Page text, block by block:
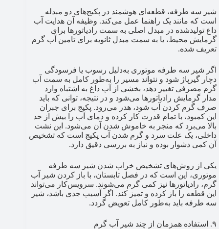
شیر سه طرفه، قطعه‌ای هوشمند در پکیج‌های دو مبدله
است که مانند یک راهنما عمل می‌کند. وظیفه آن هدایت آب
داغ تولیدشده در مبدل اصلی به سمت رادیاتورها برای
گرمایش محیط، یا به سمت مبدل ثانویه برای تامین آب گرم
تعریف شده.
اگر شیر سه طرفه موتوری به‌دلیل رسوب یا فرسودگی
دچار گیرپاژ شود و نتواند مسیر را به‌طور کامل به سمت آب
گرم مصرفی تغییر دهد، بخشی از آب داغ به اشتباه وارد
مدار گرمایش رادیاتورها می‌شود و در نتیجه، توانی که باید
صرف گرم کردن آب شود، هدر می‌رود. پکیج برای جبران
این کمبود، با تمام قدرت کار کرده و دمای آب را بیش از حد
بالا می‌برد که منجر به خاموش شدن آن می‌شود. این نشت
داخلی، یک علت سرد و گرم شدن آب پکیج است که تشخیص
آن کمی دشوار بوده و نیاز به بررسی دقیق دارد.
یکی از روش‌های تشخیص خراب شدن شیر سه طرفه
موتوری، این است که در فصل تابستان، با باز کردن شیر آب
گرم، رادیاتورها نیز کمی گرم می‌شوند. سرویس‌کار می‌تواند
این قطعه را باز کرده و تمیز کند. اگر آسیب جدی باشد، شیر
سه طرفه باید به‌طور کامل تعویض گردد.
۹. استفاده همزمان از چند شیر آب گرم